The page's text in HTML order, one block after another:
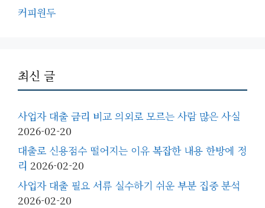
커피원두
최신 글
사업자 대출 금리 비교 의외로 모르는 사람 많은 사실
2026-02-20
대출로 신용점수 떨어지는 이유 복잡한 내용 한방에 정
리 2026-02-20
사업자 대출 필요 서류 실수하기 쉬운 부분 집중 분석
2026-02-20